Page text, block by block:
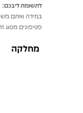
לתשומת ליבכם:
במידה ואתם
פטיפונים מסוג
מחלקה